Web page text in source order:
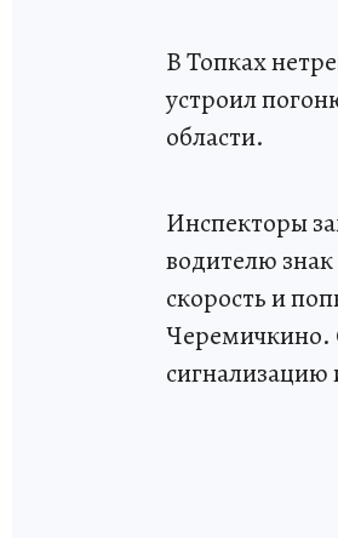
В Топках
устроил
области.
Инспекторы
водителю
скорость и
Черемичкино.
сигнализацию